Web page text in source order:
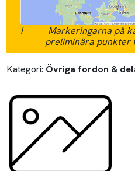
i
Markeringarna på
preliminära punkter
Kategori: Övriga fordon &